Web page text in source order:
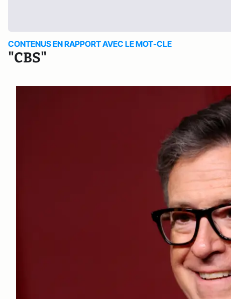
CONTENUS EN RAPPORT AVEC LE MOT-CLE
"CBS"